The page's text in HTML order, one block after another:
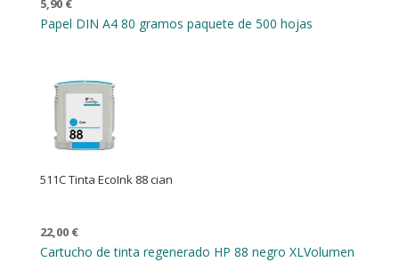
5,90 €
Papel DIN A4 80 gramos paquete de 500 hojas
511C Tinta EcoInk 88 cian
22,00 €
Cartucho de tinta regenerado HP 88 negro XL Volumen